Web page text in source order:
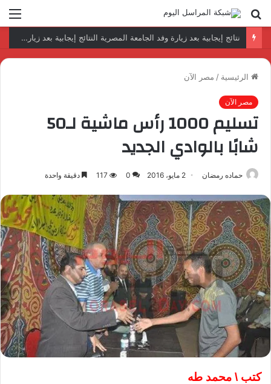
بحث
عن
رئيس المكتب التنفيذي للمجلس العربي للاختصاصات الصحية يبحث مع الأمين العام لجامعة الدول العربية تعزيز التعاون لتطوير النظم الصحية العربية
الرئيسية / مصر الآن
مصر الآن
تسليم 1000 رأس ماشية لـ50
شابًا بالوادي الجديد
حماده رمضان 2 مايو، 2016 0
117 دقيقة واحدة
كتب \ محمد طه